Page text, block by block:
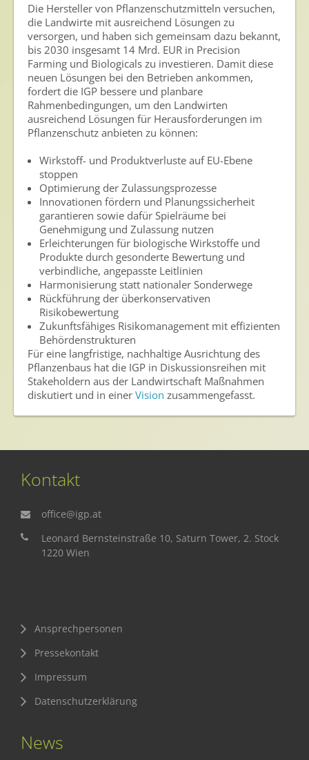
News
Videos
Publikationen
Newsletter
Die Hersteller von Pflanzenschutzmitteln versuchen,
die Landwirte mit ausreichend Lösungen zu
versorgen, und haben sich gemeinsam dazu bekannt,
bis 2030 insgesamt 14 Mrd. EUR in Precision
Farming und Biologicals zu investieren. Damit diese
neuen Lösungen bei den Betrieben ankommen,
fordert die IGP bessere und planbare
Rahmenbedingungen, um den Landwirten
ausreichend Lösungen für Herausforderungen im
Pflanzenschutz anbieten zu können:
Wirkstoff- und Produktverluste auf EU-Ebene
stoppen
Optimierung der Zulassungsprozesse
Innovationen fördern und Planungssicherheit
garantieren sowie dafür Spielräume bei
Genehmigung und Zulassung nutzen
Erleichterungen für biologische Wirkstoffe und
Produkte durch gesonderte Bewertung und
verbindliche, angepasste Leitlinien
Harmonisierung statt nationaler Sonderwege
Rückführung der überkonservativen
Risikobewertung
Zukunftsfähiges Risikomanagement mit effizienten
Behördenstrukturen
Für eine langfristige, nachhaltige Ausrichtung des
Pflanzenbaus hat die IGP in Diskussionsreihen mit
Stakeholdern aus der Landwirtschaft Maßnahmen
diskutiert und in einer Vision zusammengefasst.
Kontakt
office@igp.at
Leonard Bernsteinstraße 10, Saturn Tower, 2. Stock
1220 Wien
Ansprechpersonen
Pressekontakt
Impressum
Datenschutzerklärung
News